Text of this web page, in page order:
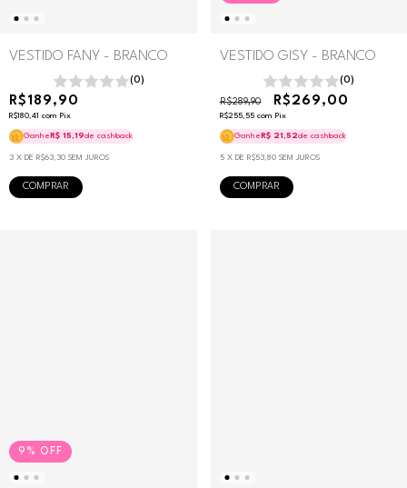
VESTIDO FANY - BRANCO
(0)
R$189,90
R$180,41 com Pix
Ganhe R$ 15,19de cashback
3 X DE R$63,30 SEM JUROS
COMPRAR
VESTIDO GISY - BRANCO
(0)
R$289,90 R$269,00
R$255,55 com Pix
Ganhe R$ 21,52de cashback
5 X DE R$53,80 SEM JUROS
COMPRAR
9 % OFF